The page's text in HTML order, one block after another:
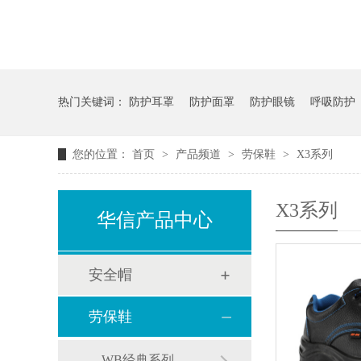
热门关键词： 防护耳罩 防护面罩 防护眼镜 呼吸防护
您的位置： 首页 > 产品频道 > 劳保鞋 > X3系列
华信产品中心
安全帽
劳保鞋
X3系列